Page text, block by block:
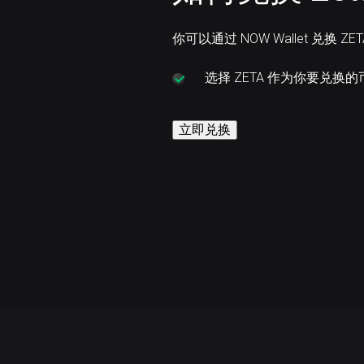
你可以通过 NOW Wallet 兑换
选择 ZETA 作为你要兑换的
立即兑换